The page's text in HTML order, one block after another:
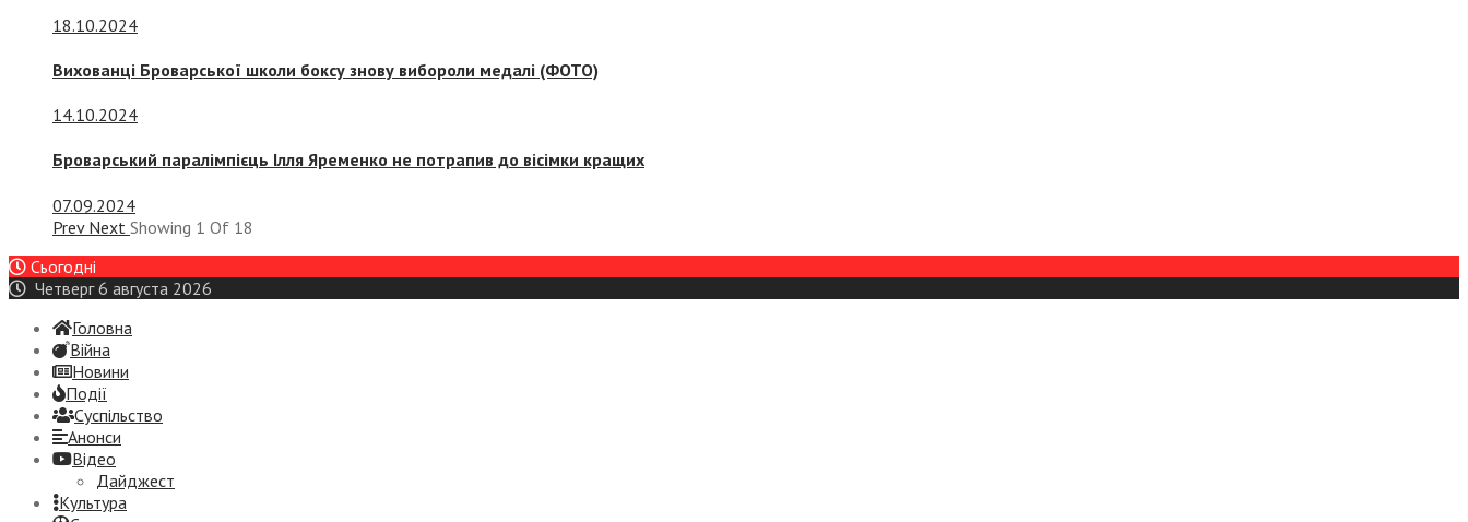
18.10.2024
Вихованці Броварської школи боксу знову вибороли медалі (ФОТО)
14.10.2024
Броварський паралімпієць Ілля Яременко не потрапив до вісімки кращих
07.09.2024
Prev Next Showing 1 Of 18
Сьогодні
Четверг 6 августа 2026
Головна
Війна
Новини
Події
Суспiльство
Анонси
Відео
Дайджест
Культура